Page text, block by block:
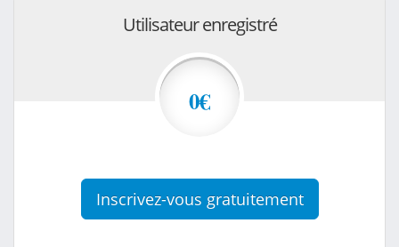
Utilisateur enregistré
0€
Inscrivez-vous gratuitement